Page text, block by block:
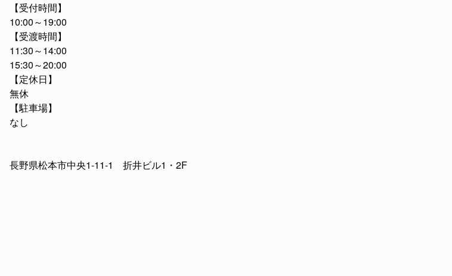
【受付時間】
10:00～19:00
【受渡時間】
11:30～14:00
15:30～20:00
【定休日】
無休
【駐車場】
なし
長野県松本市中央1-11-1 折井ビル1・2F